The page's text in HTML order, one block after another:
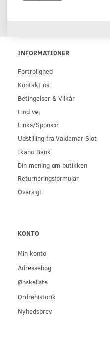
INFORMATIONER
Fortrolighed
Kontakt os
Betingelser & Vilkår
Find vej
Links/Sponsor
Udstilling fra Valdemar Slot
Ikano Bank
Din mening om butikken
Returneringsformular
Oversigt
KONTO
Min konto
Adressebog
Ønskeliste
Ordrehistorik
Nyhedsbrev